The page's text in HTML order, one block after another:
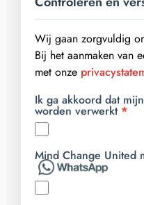
Wij gaan zorgvuldig
Bij het aanmaken van
met onze
Ik ga akkoord dat
worden verwerkt
Mind Change United